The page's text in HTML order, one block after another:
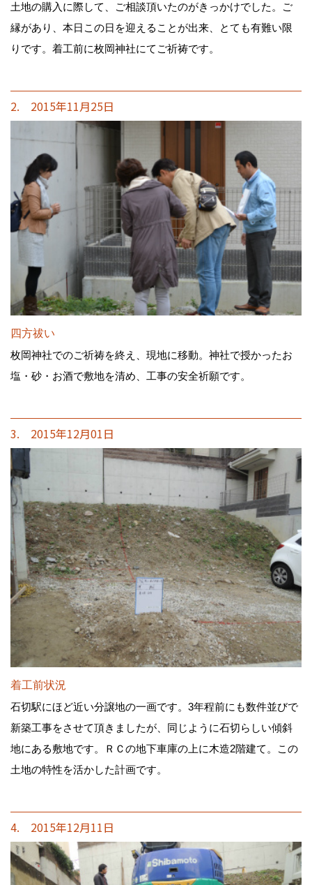
土地の購入に際して、ご相談頂いたのがきっかけでした。ご
縁があり、本日この日を迎えることが出来、とても有難い限
りです。着工前に枚岡神社にてご祈祷です。
2. 2015年11月25日
四方祓い
枚岡神社でのご祈祷を終え、現地に移動。神社で授かったお
塩・砂・お酒で敷地を清め、工事の安全祈願です。
3. 2015年12月01日
着工前状況
石切駅にほど近い分譲地の一画です。3年程前にも数件並びで
新築工事をさせて頂きましたが、同じように石切らしい傾斜
地にある敷地です。ＲＣの地下車庫の上に木造2階建て。この
土地の特性を活かした計画です。
4. 2015年12月11日